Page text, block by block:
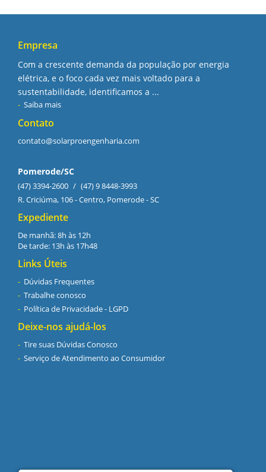
Empresa
Com a crescente demanda da população por energia
elétrica, e o foco cada vez mais voltado para a
sustentabilidade, identificamos a ...
Saiba mais
Contato
contato@solarproengenharia.com
Pomerode/SC
(47) 3394-2600 / (47) 9 8448-3993
R. Criciúma, 106 - Centro, Pomerode - SC
Expediente
De manhã: 8h às 12h
De tarde: 13h às 17h48
Links Úteis
Dúvidas Frequentes
Trabalhe conosco
Política de Privacidade - LGPD
Deixe-nos ajudá-los
Tire suas Dúvidas Conosco
Serviço de Atendimento ao Consumidor